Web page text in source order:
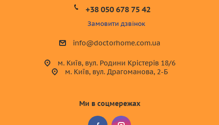
+38 050 678 75 42
Замовити дзвінок
info@doctorhome.com.ua
м. Київ, вул. Родини Крістерів 18/6
м. Київ, вул. Драгоманова, 2-Б
Ми в соцмережах